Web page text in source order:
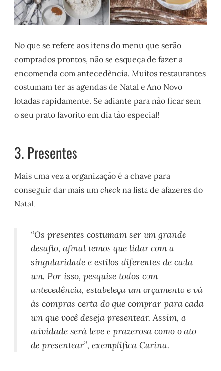
No que se refere aos itens do menu que serão
comprados prontos, não se esqueça de fazer a
encomenda com antecedência. Muitos restaurantes
costumam ter as agendas de Natal e Ano Novo
lotadas rapidamente. Se adiante para não ficar sem
o seu prato favorito em dia tão especial!
3. Presentes
Mais uma vez a organização é a chave para
conseguir dar mais umcheck na lista de afazeres do
Natal.
“Os presentes costumam ser um grande
desafio, afinal temos que lidar com a
singularidade e estilos diferentes de cada
um. Por isso, pesquise todos com
antecedência, estabeleça um orçamento e vá
às compras certa do que comprar para cada
um que você deseja presentear. Assim, a
atividade será leve e prazerosa como o ato
de presentear”, exemplifica Carina.